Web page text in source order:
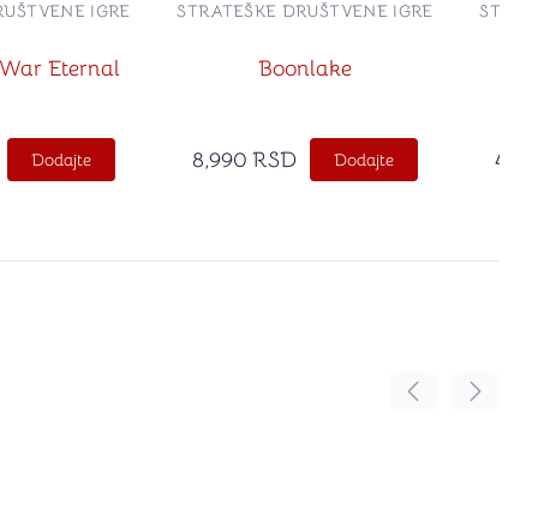
Eternal
IGRE
Dodajte
Boonlake
STRATEŠKE DRUŠTVENE IGRE
8,990 RSD Dodajte
Pomeranje